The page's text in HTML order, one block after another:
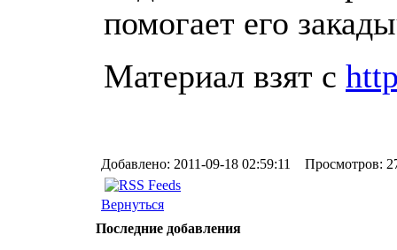
помогает его
Материал взят с
Добавлено: 2011-09-18 02:59:11 Просмотров:
Вернуться
Последние добавления